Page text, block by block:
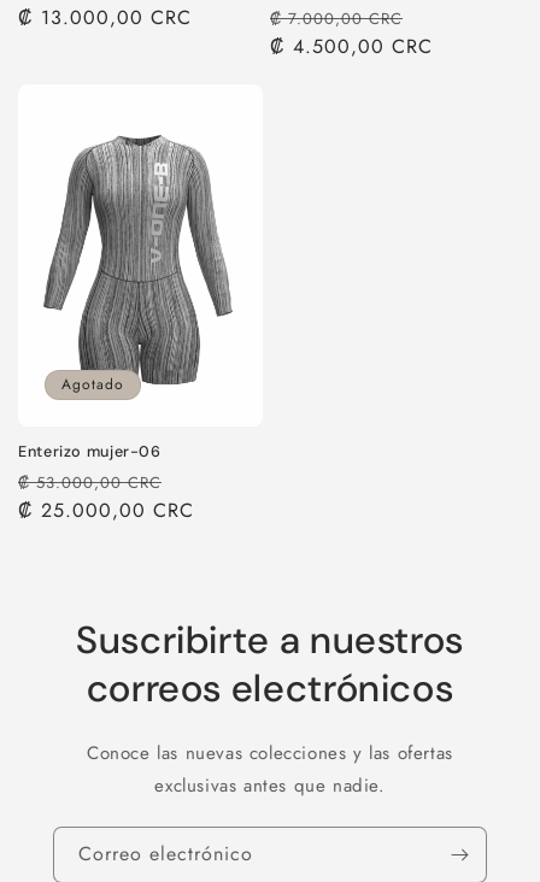
Precio
₡ 13.000,00 CRC
Precio
habitual
₡ 7.000,00 CRC
de
₡ 4.500,00 CRC
Agotado
Enterizo mujer-06
Precio
habitual
₡ 53.000,00 CRC
de
₡ 25.000,00 CRC
Suscribirte a nuestros
correos electrónicos
Conoce las nuevas colecciones y las ofertas
exclusivas antes que nadie.
Correo electrónico